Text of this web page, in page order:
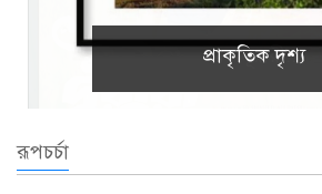
প্রাকৃতিক দৃশ্য
রূপচর্চা